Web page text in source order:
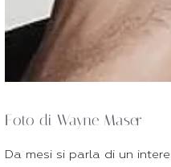
Foto di Wayne Maser
Da mesi si parla di un